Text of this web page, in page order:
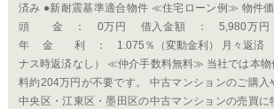
済み ●新耐震基準適合物件 ≪住宅ローン例≫ 物
頭 金 ： 0万円 借入金額 ： 5,980
年 金 利 ： 1.075％（変動金利） 月々返済
ナス時返済なし） ≪仲介手数料無料≫ 当社では本物
料約204万円が不要です。 中古マンションのご購入
中央区・江東区・墨田区の中古マンションの売買に